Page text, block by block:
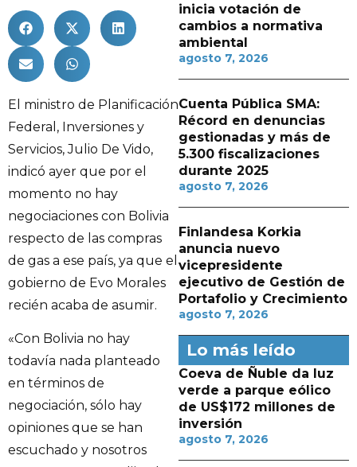
El ministro de Planificación
Federal, Inversiones y
Servicios, Julio De Vido,
indicó ayer que por el
momento no hay
negociaciones con Bolivia
respecto de las compras
de gas a ese país, ya que el
gobierno de Evo Morales
recién acaba de asumir.
«Con Bolivia no hay
todavía nada planteado
en términos de
negociación, sólo hay
opiniones que se han
escuchado y nosotros
inicia votación de
cambios a normativa
ambiental
agosto 7, 2026
Cuenta Pública SMA:
Récord en denuncias
gestionadas y más de
5.300 fiscalizaciones
durante 2025
agosto 7, 2026
Finlandesa Korkia
anuncia nuevo
vicepresidente
ejecutivo de Gestión de
Portafolio y Crecimiento
agosto 7, 2026
Lo más leído
Coeva de Ñuble da luz
verde a parque eólico
de US$172 millones de
inversión
agosto 7, 2026